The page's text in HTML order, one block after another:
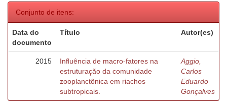
Conjunto de itens:
Data do
documento
Título Autor(es)
2015
Influência de macro-fatores na
estruturação da comunidade
zooplanctônica em riachos
subtropicais.
Aggio,
Carlos
Eduardo
Gonçalves